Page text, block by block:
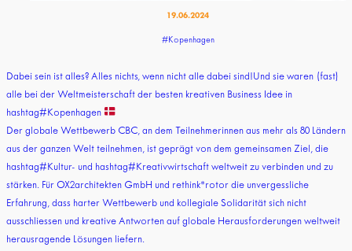
19.06.2024
#Kopenhagen
Dabei sein ist alles? Alles nichts, wenn nicht alle dabei sind!Und sie waren (fast)
alle bei der Weltmeisterschaft der besten kreativen Business Idee in
hashtag#Kopenhagen
Der globale Wettbewerb CBC, an dem Teilnehmerinnen aus mehr als 80 Ländern
aus der ganzen Welt teilnehmen, ist geprägt von dem gemeinsamen Ziel, die
hashtag#Kultur- und hashtag#Kreativwirtschaft weltweit zu verbinden und zu
stärken. Für OX2architekten GmbH und rethink*rotor die unvergessliche
Erfahrung, dass harter Wettbewerb und kollegiale Solidarität sich nicht
ausschliessen und kreative Antworten auf globale Herausforderungen weltweit
herausragende Lösungen liefern.